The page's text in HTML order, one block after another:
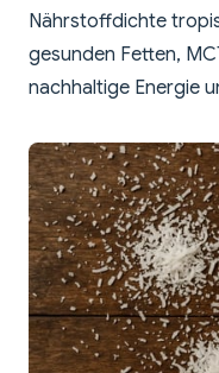
Nährstoffdichte
gesunden Fetten,
nachhaltige Energie